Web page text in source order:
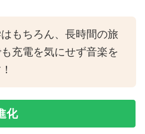
もちろん、長時間の旅
充電を気にせず音楽を
化